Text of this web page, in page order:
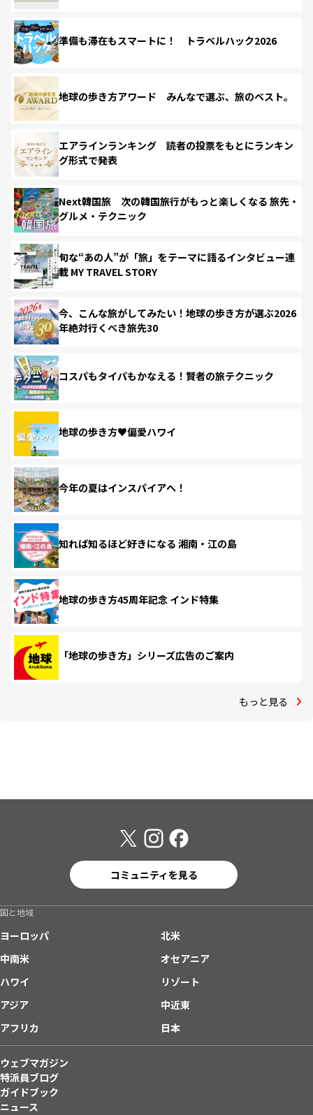
準備も滞在もスマートに！ トラベルハック2026
地球の歩き方アワード みんなで選ぶ、旅のベスト。
エアラインランキング 読者の投票をもとにランキン
グ形式で発表
Next韓国旅 次の韓国旅行がもっと楽しくなる 旅先・
グルメ・テクニック
旬な“あの人”が「旅」をテーマに語るインタビュー連
載 MY TRAVEL STORY
今、こんな旅がしてみたい！地球の歩き方が選ぶ2026
年絶対行くべき旅先30
コスパもタイパもかなえる！賢者の旅テクニック
地球の歩き方♥偏愛ハワイ
今年の夏はインスパイアへ！
知れば知るほど好きになる 湘南・江の島
地球の歩き方45周年記念 インド特集
「地球の歩き方」シリーズ広告のご案内
もっと見る
コミュニティを見る
国と地域
ヨーロッパ
北米
中南米
オセアニア
ハワイ
リゾート
アジア
中近東
アフリカ
日本
ウェブマガジン
特派員ブログ
ガイドブック
ニュース